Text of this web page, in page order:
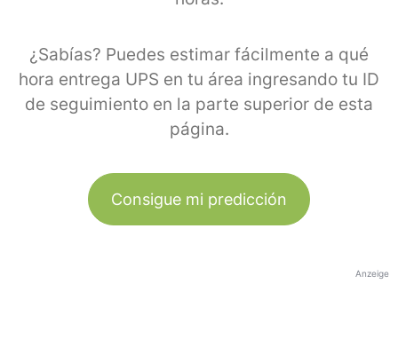
¿Sabías? Puedes estimar fácilmente a qué
hora entrega UPS en tu área ingresando tu ID
de seguimiento en la parte superior de esta
página.
Consigue mi predicción
Anzeige